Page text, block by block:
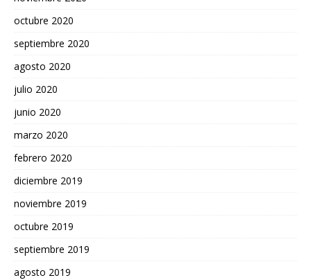
octubre 2020
septiembre 2020
agosto 2020
julio 2020
junio 2020
marzo 2020
febrero 2020
diciembre 2019
noviembre 2019
octubre 2019
septiembre 2019
agosto 2019